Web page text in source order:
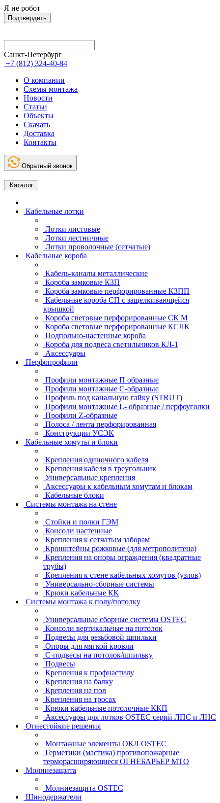
Я не робот
Подтвердить
Санкт-Петербург
+7 (812) 324-40-84
О компании
Схемы монтажа
Новости
Статьи
Объекты
Скачать
Доставка
Контакты
Обратный звонок
Каталог
Кабельные лотки
Лотки листовые
Лотки лестничные
Лотки проволочные (сетчатые)
Кабельные короба
Кабель-каналы металлические
Короба замковые КЗП
Короба замковые перфорированные КЗПП
Кабельные короба СП с защелкивающейся
крышкой
Короба световые перфорированные СК М
Короба световые перфорированные КСЛК
Подпольно-настенные короба
Короба для подвеса светильников КЛ-1
Аксессуары
Перфопрофили
Профили монтажные П образные
Профили монтажные C-образные
Профиль под канальную гайку (STRUT)
Профили монтажные L- образные / перфоуголки
Профили Z-образные
Полоса / лента перфорированная
Конструкции УСЭК
Кабельные хомуты и блоки
Крепления одиночного кабеля
Крепления кабеля в треугольник
Универсальные крепления
Аксессуары к кабельным хомутам и блокам
Кабельные блоки
Системы монтажа на стене
Стойки и полки ГЭМ
Консоли настенные
Крепления к сетчатым заборам
Кронштейны рожковые (для метрополитена)
Крепления на опоры ограждения (квадратные
трубы)
Крепления к стене кабельных хомутов (узлов)
Универсально-сборные системы
Крюки кабельные КК
Системы монтажа к полу/потолку
Универсальные сборные системы OSTEC
Консоли вертикальные на потолок
Подвесы для резьбовой шпильки
Опоры для мягкой кровли
С-подвесы на потолок/шпильку
Подвесы
Крепления к профнастилу
Крепления на балку
Крепления на пол
Крепления на тросах
Крюки кабельные потолочные ККП
Аксессуары для лотков OSTEC серий ЛПС и ЛНС
Огнестойкие решения
Монтажные элементы ОКЛ OSTEC
Герметики (мастика) противопожарные
терморасширяющиеся ОГНЕБАРЬЕР МТО
Молниезащита
Молниезащита OSTEC
Шинодержатели